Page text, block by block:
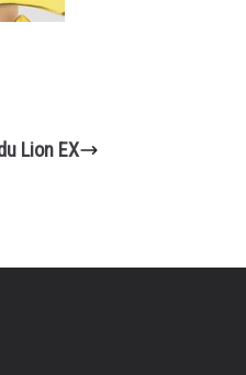
Lion EX